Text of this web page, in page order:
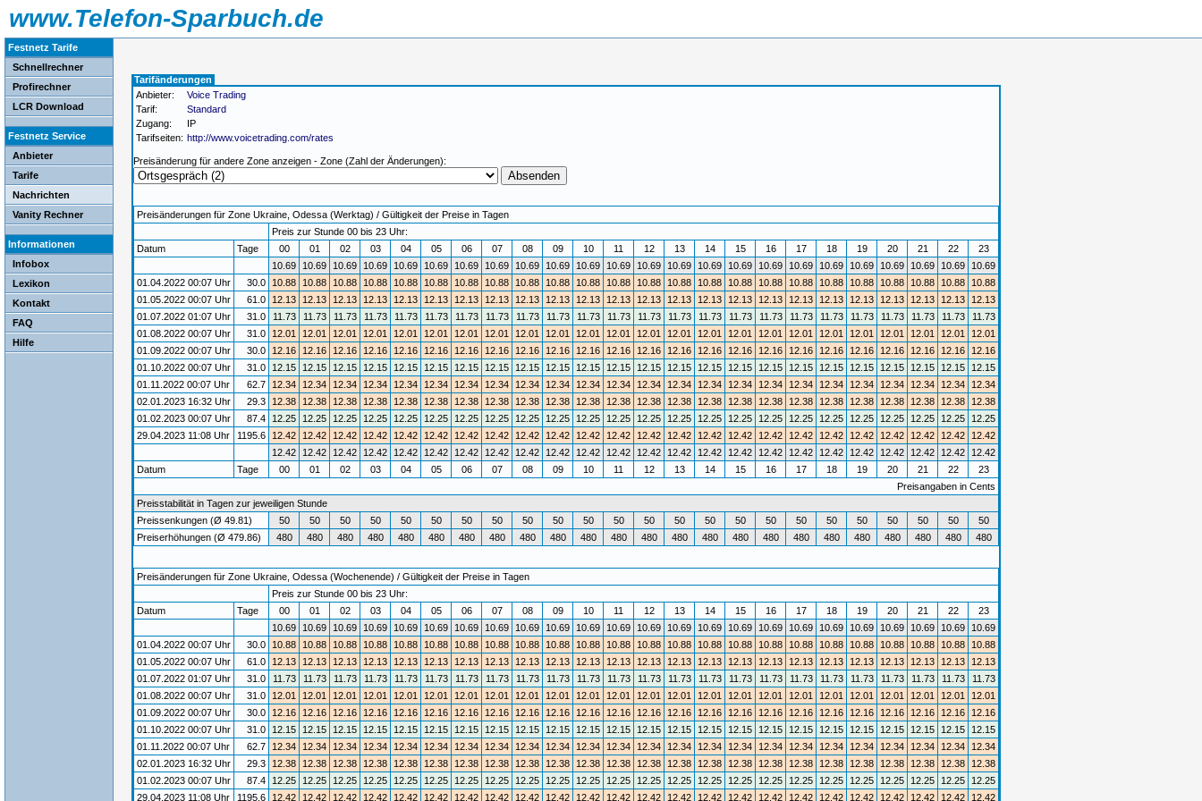
www.Telefon-Sparbuch.de
Festnetz Tarife
Schnellrechner
Profirechner
LCR Download
Festnetz Service
Anbieter
Tarife
Nachrichten
Vanity Rechner
Informationen
Infobox
Lexikon
Kontakt
FAQ
Hilfe
Tarifänderungen
Anbieter:
Voice Trading
Tarif:
Standard
Zugang:
IP
Tarifseiten: http://www.voicetrading.com/rates
Preisänderung für andere Zone anzeigen - Zone (Zahl der Änderungen):
Preisänderungen für Zone Ukraine, Odessa (Werktag) / Gültigkeit der Preise in Tagen
Preis zur Stunde 00 bis 23 Uhr:
Datum
Tage 00 01 02 03 04 05 06 07 08 09 10 11 12 13 14 15 16 17 18 19 20 21 22
23
10.69
10.69 10.69 10.69 10.69 10.69 10.69 10.69 10.69 10.69 10.69 10.69 10.69 10.69 10.69 10.69 10.69 10.69 10.69 10.69 10.69 10.69 10.69
10.69
01.04.2022 00:07 Uhr
30.0 10.88 10.88 10.88 10.88 10.88 10.88 10.88 10.88 10.88 10.88 10.88 10.88 10.88 10.88 10.88 10.88 10.88 10.88 10.88 10.88 10.88 10.88 10.88
10.88
01.05.2022 00:07 Uhr
61.0 12.13 12.13 12.13 12.13 12.13 12.13 12.13 12.13 12.13 12.13 12.13 12.13 12.13 12.13 12.13 12.13 12.13 12.13 12.13 12.13 12.13 12.13 12.13
12.13
01.07.2022 01:07 Uhr
31.0 11.73 11.73 11.73 11.73 11.73 11.73 11.73 11.73 11.73 11.73 11.73 11.73 11.73 11.73 11.73 11.73 11.73 11.73 11.73 11.73 11.73 11.73 11.73
11.73
01.08.2022 00:07 Uhr
31.0 12.01 12.01 12.01 12.01 12.01 12.01 12.01 12.01 12.01 12.01 12.01 12.01 12.01 12.01 12.01 12.01 12.01 12.01 12.01 12.01 12.01 12.01 12.01
12.01
01.09.2022 00:07 Uhr
30.0 12.16 12.16 12.16 12.16 12.16 12.16 12.16 12.16 12.16 12.16 12.16 12.16 12.16 12.16 12.16 12.16 12.16 12.16 12.16 12.16 12.16 12.16 12.16
12.16
01.10.2022 00:07 Uhr
31.0 12.15 12.15 12.15 12.15 12.15 12.15 12.15 12.15 12.15 12.15 12.15 12.15 12.15 12.15 12.15 12.15 12.15 12.15 12.15 12.15 12.15 12.15 12.15
12.15
01.11.2022 00:07 Uhr
62.7 12.34 12.34 12.34 12.34 12.34 12.34 12.34 12.34 12.34 12.34 12.34 12.34 12.34 12.34 12.34 12.34 12.34 12.34 12.34 12.34 12.34 12.34 12.34
12.34
02.01.2023 16:32 Uhr
29.3 12.38 12.38 12.38 12.38 12.38 12.38 12.38 12.38 12.38 12.38 12.38 12.38 12.38 12.38 12.38 12.38 12.38 12.38 12.38 12.38 12.38 12.38 12.38
12.38
01.02.2023 00:07 Uhr
87.4 12.25 12.25 12.25 12.25 12.25 12.25 12.25 12.25 12.25 12.25 12.25 12.25 12.25 12.25 12.25 12.25 12.25 12.25 12.25 12.25 12.25 12.25 12.25
12.25
29.04.2023 11:08 Uhr
1195.6 12.42 12.42 12.42 12.42 12.42 12.42 12.42 12.42 12.42 12.42 12.42 12.42 12.42 12.42 12.42 12.42 12.42 12.42 12.42 12.42 12.42 12.42 12.42
12.42
12.42
12.42 12.42 12.42 12.42 12.42 12.42 12.42 12.42 12.42 12.42 12.42 12.42 12.42 12.42 12.42 12.42 12.42 12.42 12.42 12.42 12.42 12.42
12.42
Datum
Tage 00 01 02 03 04 05 06 07 08 09 10 11 12 13 14 15 16 17 18 19 20 21 22
23
Preisangaben in Cents
Preisstabilität in Tagen zur jeweiligen Stunde
Preissenkungen (Ø 49.81)
50 50 50 50 50 50 50 50 50 50 50 50 50 50 50 50 50 50 50 50 50 50 50
50
Preiserhöhungen (Ø 479.86)
480 480 480 480 480 480 480 480 480 480 480 480 480 480 480 480 480 480 480 480 480 480 480 480
Preisänderungen für Zone Ukraine, Odessa (Wochenende) / Gültigkeit der Preise in Tagen
Preis zur Stunde 00 bis 23 Uhr:
Datum
Tage 00 01 02 03 04 05 06 07 08 09 10 11 12 13 14 15 16 17 18 19 20 21 22
23
10.69
10.69 10.69 10.69 10.69 10.69 10.69 10.69 10.69 10.69 10.69 10.69 10.69 10.69 10.69 10.69 10.69 10.69 10.69 10.69 10.69 10.69 10.69
10.69
01.04.2022 00:07 Uhr
30.0 10.88 10.88 10.88 10.88 10.88 10.88 10.88 10.88 10.88 10.88 10.88 10.88 10.88 10.88 10.88 10.88 10.88 10.88 10.88 10.88 10.88 10.88 10.88
10.88
01.05.2022 00:07 Uhr
61.0 12.13 12.13 12.13 12.13 12.13 12.13 12.13 12.13 12.13 12.13 12.13 12.13 12.13 12.13 12.13 12.13 12.13 12.13 12.13 12.13 12.13 12.13 12.13
12.13
01.07.2022 01:07 Uhr
31.0 11.73 11.73 11.73 11.73 11.73 11.73 11.73 11.73 11.73 11.73 11.73 11.73 11.73 11.73 11.73 11.73 11.73 11.73 11.73 11.73 11.73 11.73 11.73
11.73
01.08.2022 00:07 Uhr
31.0 12.01 12.01 12.01 12.01 12.01 12.01 12.01 12.01 12.01 12.01 12.01 12.01 12.01 12.01 12.01 12.01 12.01 12.01 12.01 12.01 12.01 12.01 12.01
12.01
01.09.2022 00:07 Uhr
30.0 12.16 12.16 12.16 12.16 12.16 12.16 12.16 12.16 12.16 12.16 12.16 12.16 12.16 12.16 12.16 12.16 12.16 12.16 12.16 12.16 12.16 12.16 12.16
12.16
01.10.2022 00:07 Uhr
31.0 12.15 12.15 12.15 12.15 12.15 12.15 12.15 12.15 12.15 12.15 12.15 12.15 12.15 12.15 12.15 12.15 12.15 12.15 12.15 12.15 12.15 12.15 12.15
12.15
01.11.2022 00:07 Uhr
62.7 12.34 12.34 12.34 12.34 12.34 12.34 12.34 12.34 12.34 12.34 12.34 12.34 12.34 12.34 12.34 12.34 12.34 12.34 12.34 12.34 12.34 12.34 12.34
12.34
02.01.2023 16:32 Uhr
29.3 12.38 12.38 12.38 12.38 12.38 12.38 12.38 12.38 12.38 12.38 12.38 12.38 12.38 12.38 12.38 12.38 12.38 12.38 12.38 12.38 12.38 12.38 12.38
12.38
01.02.2023 00:07 Uhr
87.4 12.25 12.25 12.25 12.25 12.25 12.25 12.25 12.25 12.25 12.25 12.25 12.25 12.25 12.25 12.25 12.25 12.25 12.25 12.25 12.25 12.25 12.25 12.25
12.25
29.04.2023 11:08 Uhr
1195.6 12.42 12.42 12.42 12.42 12.42 12.42 12.42 12.42 12.42 12.42 12.42 12.42 12.42 12.42 12.42 12.42 12.42 12.42 12.42 12.42 12.42 12.42 12.42 12.42